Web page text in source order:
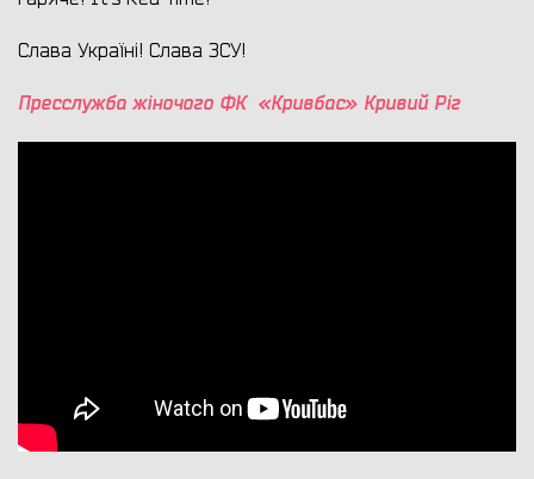
Слава Україні! Слава ЗСУ!
Пресслужба жіночого ФК «Кривбас» Кривий Ріг